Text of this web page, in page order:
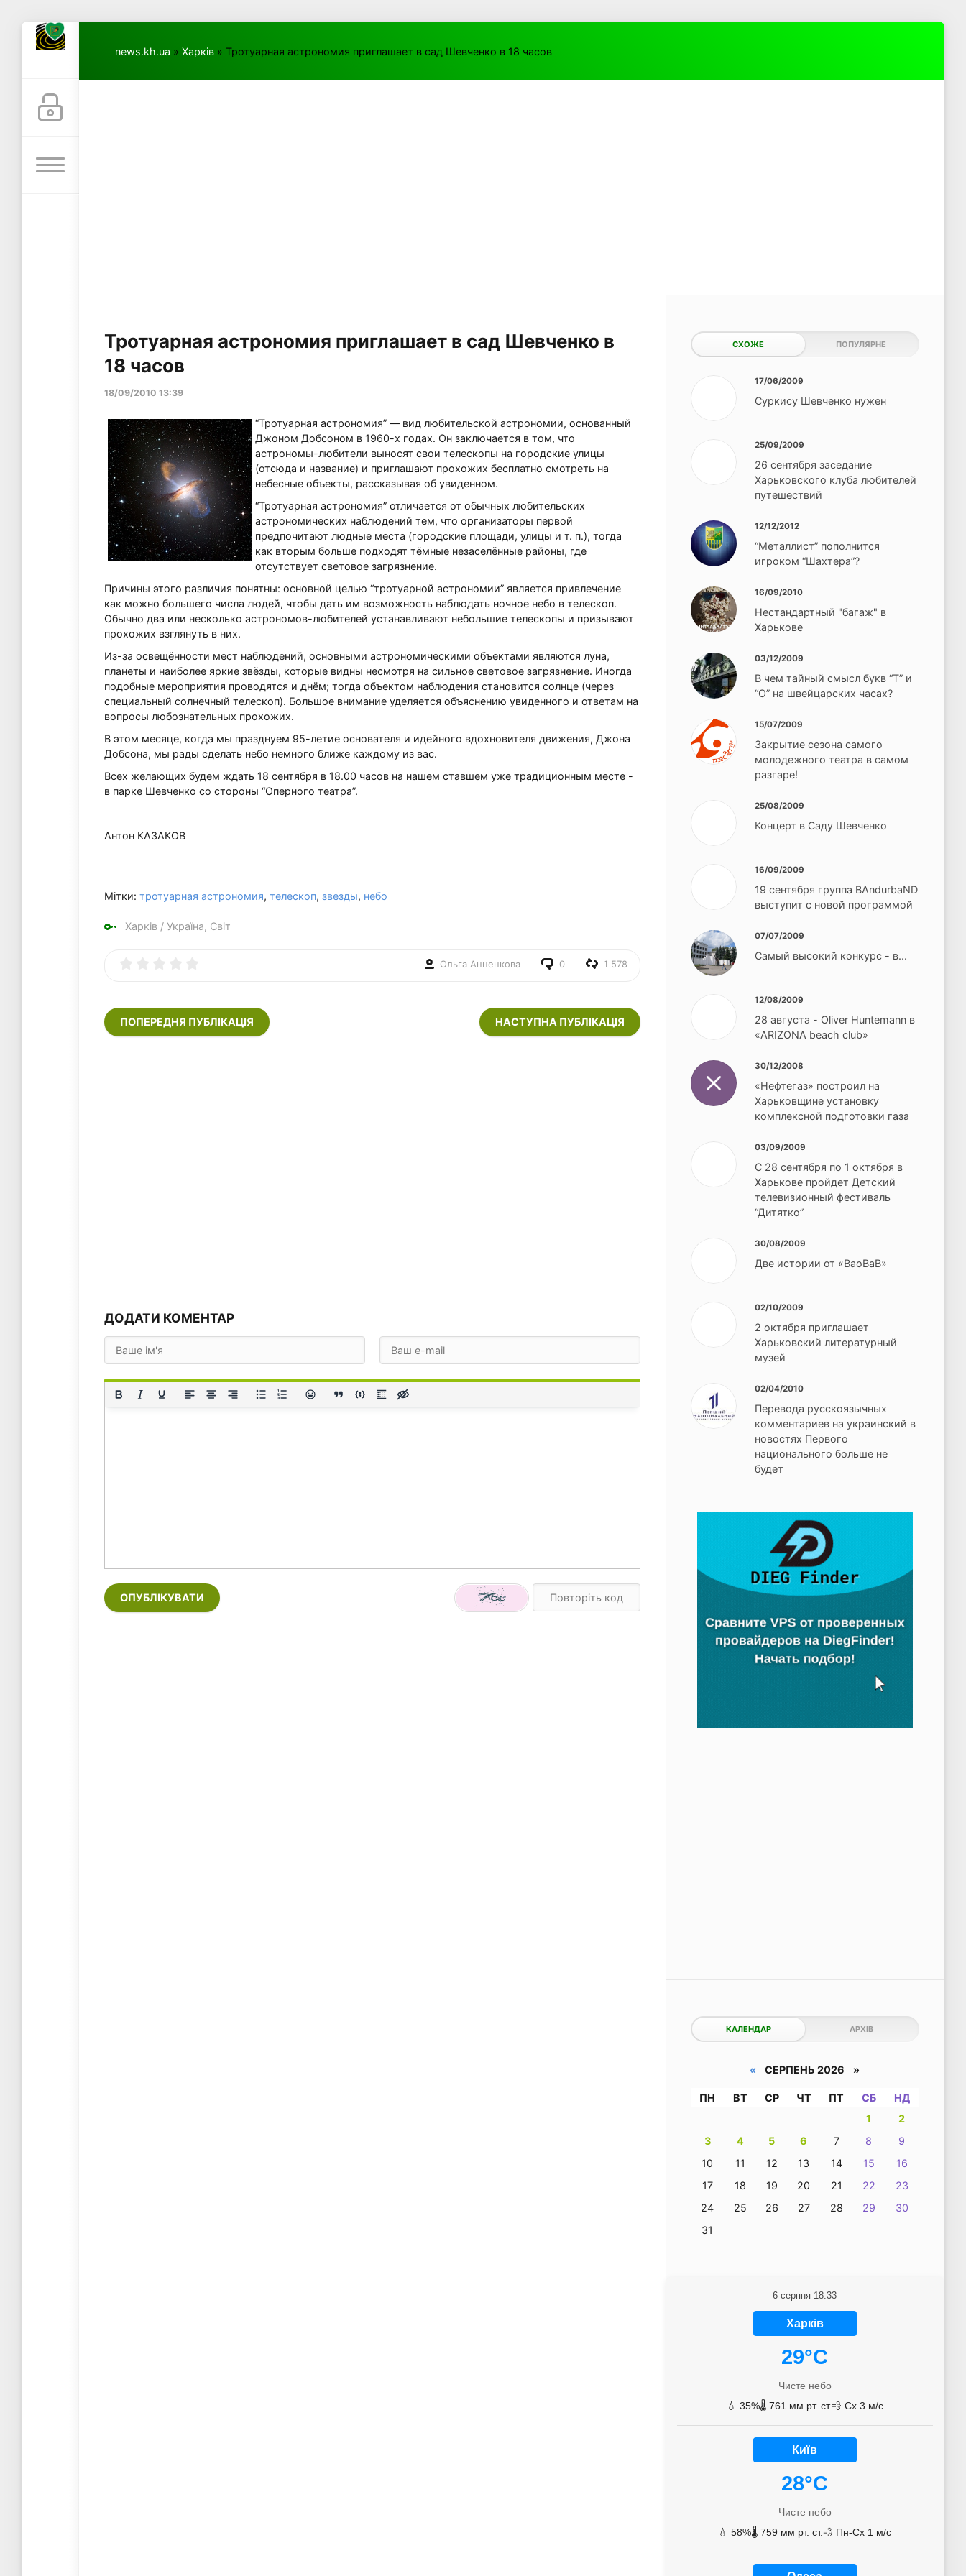
news.kh.ua » Харків » Тротуарная астрономия приглашает в сад Шевченко в 18 часов
Тротуарная астрономия приглашает в сад Шевченко в
18 часов
18/09/2010 13:39
“Тротуарная астрономия” — вид любительской астрономии, основанный
Джоном Добсоном в 1960-х годах. Он заключается в том, что
астрономы-любители выносят свои телескопы на городские улицы
(отсюда и название) и приглашают прохожих бесплатно смотреть на
небесные объекты, рассказывая об увиденном.
“Тротуарная астрономия” отличается от обычных любительских
астрономических наблюдений тем, что организаторы первой
предпочитают людные места (городские площади, улицы и т. п.), тогда
как вторым больше подходят тёмные незаселённые районы, где
отсутствует световое загрязнение.
Причины этого различия понятны: основной целью “тротуарной астрономии” является привлечение
как можно большего числа людей, чтобы дать им возможность наблюдать ночное небо в телескоп.
Обычно два или несколько астрономов-любителей устанавливают небольшие телескопы и призывают
прохожих взглянуть в них.
Из-за освещённости мест наблюдений, основными астрономическими объектами являются луна,
планеты и наиболее яркие звёзды, которые видны несмотря на сильное световое загрязнение. Иногда
подобные мероприятия проводятся и днём; тогда объектом наблюдения становится солнце (через
специальный солнечный телескоп). Большое внимание уделяется объяснению увиденного и ответам на
вопросы любознательных прохожих.
В этом месяце, когда мы празднуем 95-летие основателя и идейного вдохновителя движения, Джона
Добсона, мы рады сделать небо немного ближе каждому из вас.
Всех желающих будем ждать 18 сентября в 18.00 часов на нашем ставшем уже традиционным месте -
в парке Шевченко со стороны “Оперного театра”.
Антон КАЗАКОВ
Мітки: тротуарная астрономия, телескоп, звезды, небо
Харків / Україна, Світ
Ольга Анненкова 0 1 578
ПОПЕРЕДНЯ ПУБЛІКАЦІЯ НАСТУПНА ПУБЛІКАЦІЯ
ДОДАТИ КОМЕНТАР
ОПУБЛІКУВАТИ
СХОЖЕ ПОПУЛЯРНЕ
17/06/2009
Суркису Шевченко нужен
25/09/2009
26 сентября заседание
Харьковского клуба любителей
путешествий
12/12/2012
“Металлист” пополнится
игроком “Шахтера”?
16/09/2010
Нестандартный "багаж" в
Харькове
03/12/2009
В чем тайный смысл букв “Т” и
“О” на швейцарских часах?
15/07/2009
Закрытие сезона самого
молодежного театра в самом
разгаре!
25/08/2009
Концерт в Саду Шевченко
16/09/2009
19 сентября группа BAndurbaND
выступит с новой программой
07/07/2009
Самый высокий конкурс - в...
12/08/2009
28 августа - Oliver Huntemann в
«ARIZONA beach club»
30/12/2008
«Нефтегаз» построил на
Харьковщине установку
комплексной подготовки газа
03/09/2009
С 28 сентября по 1 октября в
Харькове пройдет Детский
телевизионный фестиваль
“Дитятко”
30/08/2009
Две истории от «ВаоВаВ»
02/10/2009
2 октября приглашает
Харьковский литературный
музей
02/04/2010
Перевода русскоязычных
комментариев на украинский в
новостях Первого
национального больше не
будет
КАЛЕНДАР АРХІВ
« СЕРПЕНЬ 2026 »
ПН ВТ СР ЧТ ПТ СБ
НД
1
2
3
4 5 6 7 8
9
10
11 12 13 14 15
16
17
18 19 20 21 22
23
24
25 26 27 28 29
30
31
6 серпня 18:33
Харків
29°C
Чисте небо
💧 35%🌡️ 761 мм рт. ст.💨 Сх 3 м/с
Київ
28°C
Чисте небо
💧 58%🌡️ 759 мм рт. ст.💨 Пн-Сх 1 м/с